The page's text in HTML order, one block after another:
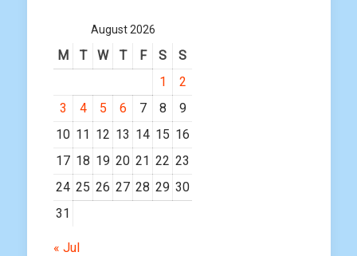
August 2026
M T W T F S
S
1
2
3
4 5 6 7 8
9
10 11 12 13 14 15 16
17 18 19 20 21 22 23
24 25 26 27 28 29 30
31
« Jul